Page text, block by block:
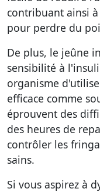
contribuant ainsi
pour perdre du
De plus, le jeûne
sensibilité à
organisme
efficace comme
éprouvent des
des heures de
contrôler les
sains.
Si vous aspirez à